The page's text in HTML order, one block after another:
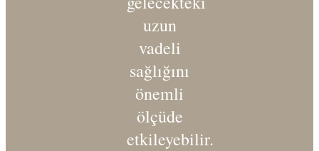
uzun
vadeli
sağlığını
önemli
ölçüde
etkileyebilir.